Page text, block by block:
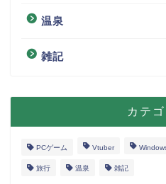
温泉
雑記
カテ
PCゲーム Vtuber
旅行 温泉 雑記